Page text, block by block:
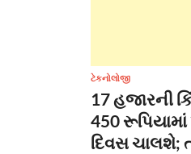
ટેકનોલોજી
17 હજારની
450
દિવસ ચાલશે;